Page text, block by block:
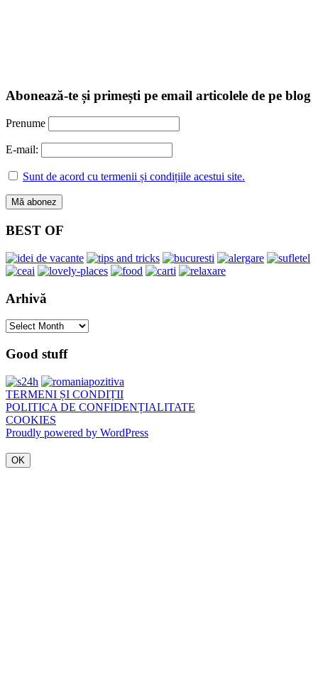
Abonează-te și primești pe email articolele de pe blog
Prenume
E-mail:
Sunt de acord cu termenii și condițiile acestui site.
BEST OF
Arhivă
Arhivă
Good stuff
TERMENI ȘI CONDIȚII
POLITICA DE CONFIDENȚIALITATE
COOKIES
Proudly powered by WordPress
OK